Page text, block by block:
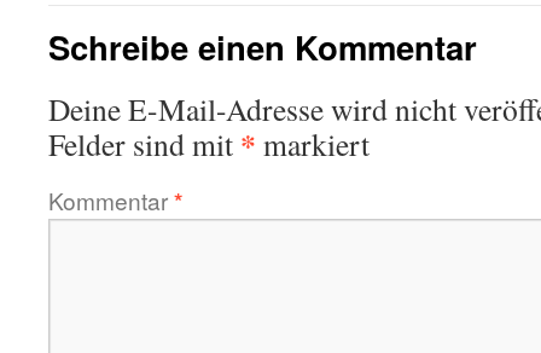
Schreibe einen Kommentar
Deine E-Mail-Adresse wird nicht
Felder sind mit * markiert
Kommentar*